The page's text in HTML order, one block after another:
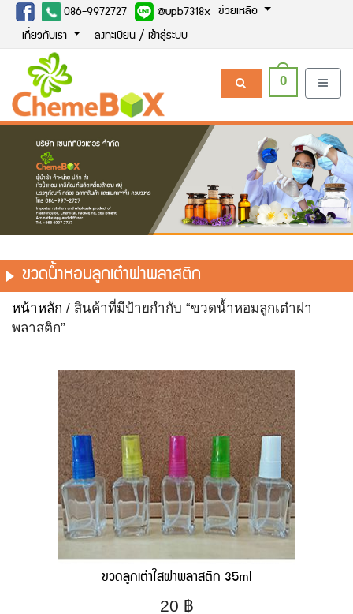
086-9972727 @upb7318x ช่วยเหลือ
เกี่ยวกับเรา ลงทะเบียน / เข้าสู่ระบบ
0
ขวดน้ำหอมลูกเต๋าฝาพลาสติก
หน้าหลัก / สินค้าที่มีป้ายกำกับ “ขวดน้ำหอมลูกเต๋าฝา
พลาสติก”
ขวดลูกเต๋าใสฝาพลาสติก 35ml
20 ฿